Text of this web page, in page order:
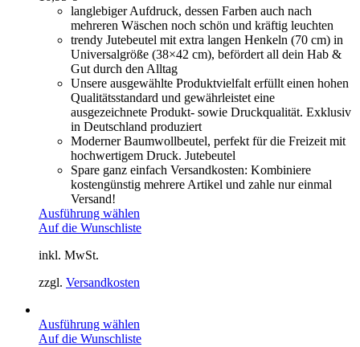
langlebiger Aufdruck, dessen Farben auch nach
mehreren Wäschen noch schön und kräftig leuchten
trendy Jutebeutel mit extra langen Henkeln (70 cm) in
Universalgröße (38×42 cm), befördert all dein Hab &
Gut durch den Alltag
Unsere ausgewählte Produktvielfalt erfüllt einen hohen
Qualitätsstandard und gewährleistet eine
ausgezeichnete Produkt- sowie Druckqualität. Exklusiv
in Deutschland produziert
Moderner Baumwollbeutel, perfekt für die Freizeit mit
hochwertigem Druck. Jutebeutel
Spare ganz einfach Versandkosten: Kombiniere
kostengünstig mehrere Artikel und zahle nur einmal
Versand!
Ausführung wählen
Auf die Wunschliste
inkl. MwSt.
zzgl. Versandkosten
Ausführung wählen
Auf die Wunschliste